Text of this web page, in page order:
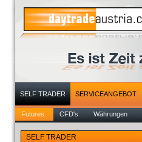
SELF TRADER SERVICEANGEBOT
Futures CFD's Währungen
SELF TRADER